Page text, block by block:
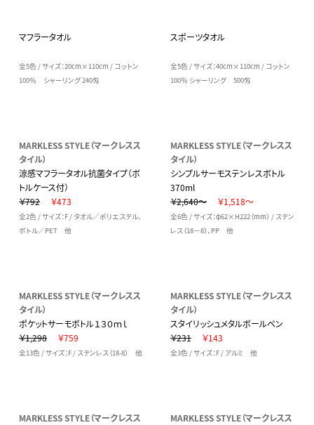
マフラータオル
全5色 / サイズ：20cm×110cm / コットン
100％ シャーリング 240匁
スポーツタオル
全5色 / サイズ：40cm×110cm / コットン
100％ シャーリング 500匁
MARKLESS STYLE（マークレスス
タイル）
涼感マフラータオル抗菌タイプ（ボ
トルケース付）
￥792
￥473
全2色 / サイズ：F / タオル／ポリエステル、
ボトル／PET 他
MARKLESS STYLE（マークレスス
タイル）
シンプルサーモステンレスボトル
370ml
￥2,640～
￥1,518～
全6色 / サイズ：φ62×H222（mm） / ステン
レス（18－8）、PP 他
MARKLESS STYLE（マークレスス
タイル）
ポケットサーモボトル１３０ｍｌ
￥1,298
￥759
全13色 / サイズ：F / ステンレス（18-8） 他
MARKLESS STYLE（マークレスス
タイル）
スタイリッシュメタルボールペン
￥231
￥143
全3色 / サイズ：F / アルミ 他
MARKLESS STYLE（マークレスス
MARKLESS STYLE（マークレスス